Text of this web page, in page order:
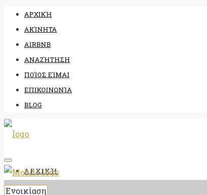
ΑΡΧΙΚΉ
ΑΚΊΝΗΤΑ
AIRBNB
ΑΝΑΖΉΤΗΣΗ
ΠΟΊΟΣ ΕΊΜΑΙ
ΕΠΙΚΟΙΝΩΝΊΑ
BLOG
ΑΡΧΙΚΉ